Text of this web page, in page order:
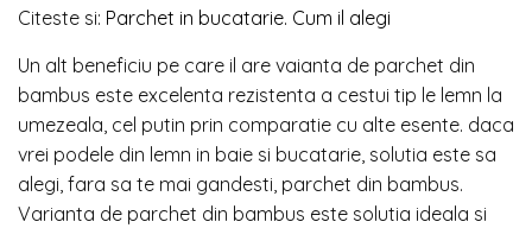
Citeste si: Parchet in bucatarie. Cum il alegi
Un alt beneficiu pe care il are vaianta de parchet din
bambus este excelenta rezistenta a cestui tip le lemn la
umezeala, cel putin prin comparatie cu alte esente. daca
vrei podele din lemn in baie si bucatarie, solutia este sa
alegi, fara sa te mai gandesti, parchet din bambus.
Varianta de parchet din bambus este solutia ideala si